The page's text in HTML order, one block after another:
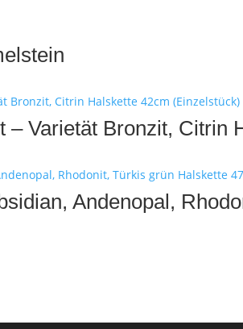
– Varietät Bronzit, Citrin
Andenopal,